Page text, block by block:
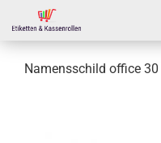
Namensschild office